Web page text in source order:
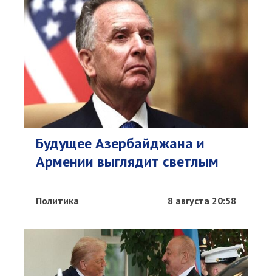
Будущее Азербайджана и
Армении выглядит светлым
Политика 8 августа 20:58